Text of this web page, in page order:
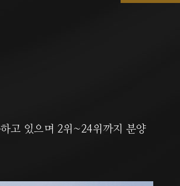
고 있으며 2위~24위까지 분양